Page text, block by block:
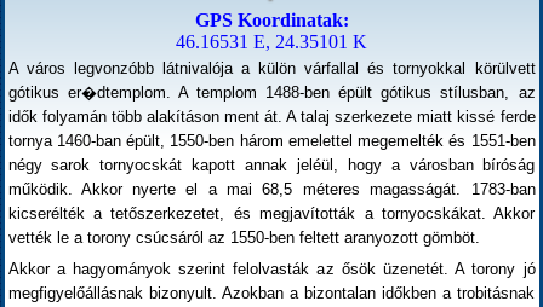
GPS Koordinatak:
46.16531 E, 24.35101 K
A város legvonzóbb látnivalója a külön várfallal és tornyokkal körülvett
gótikus er�dtemplom. A templom 1488-ben épült gótikus stílusban, az
idők folyamán több alakításon ment át. A talaj szerkezete miatt kissé ferde
tornya 1460-ban épült, 1550-ben három emelettel megemelték és 1551-ben
négy sarok tornyocskát kapott annak jeléül, hogy a városban bíróság
működik. Akkor nyerte el a mai 68,5 méteres magasságát. 1783-ban
kicserélték a tetőszerkezetet, és megjavították a tornyocskákat. Akkor
vették le a torony csúcsáról az 1550-ben feltett aranyozott gömböt.
Akkor a hagyományok szerint felolvasták az ősök üzenetét. A torony jó
megfigyelőállásnak bizonyult. Azokban a bizontalan időkben a trobitásnak